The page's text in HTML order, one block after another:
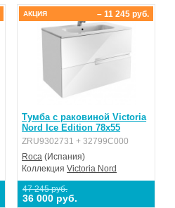
Тумба с раковиной Victoria
Nord Ice Edition 78x55
ZRU9302731 + 32799C000
Roca (Испания)
КоллекцияVictoria Nord
47 245 руб.
36 000 руб.
– 11 245 руб.
АКЦИЯ